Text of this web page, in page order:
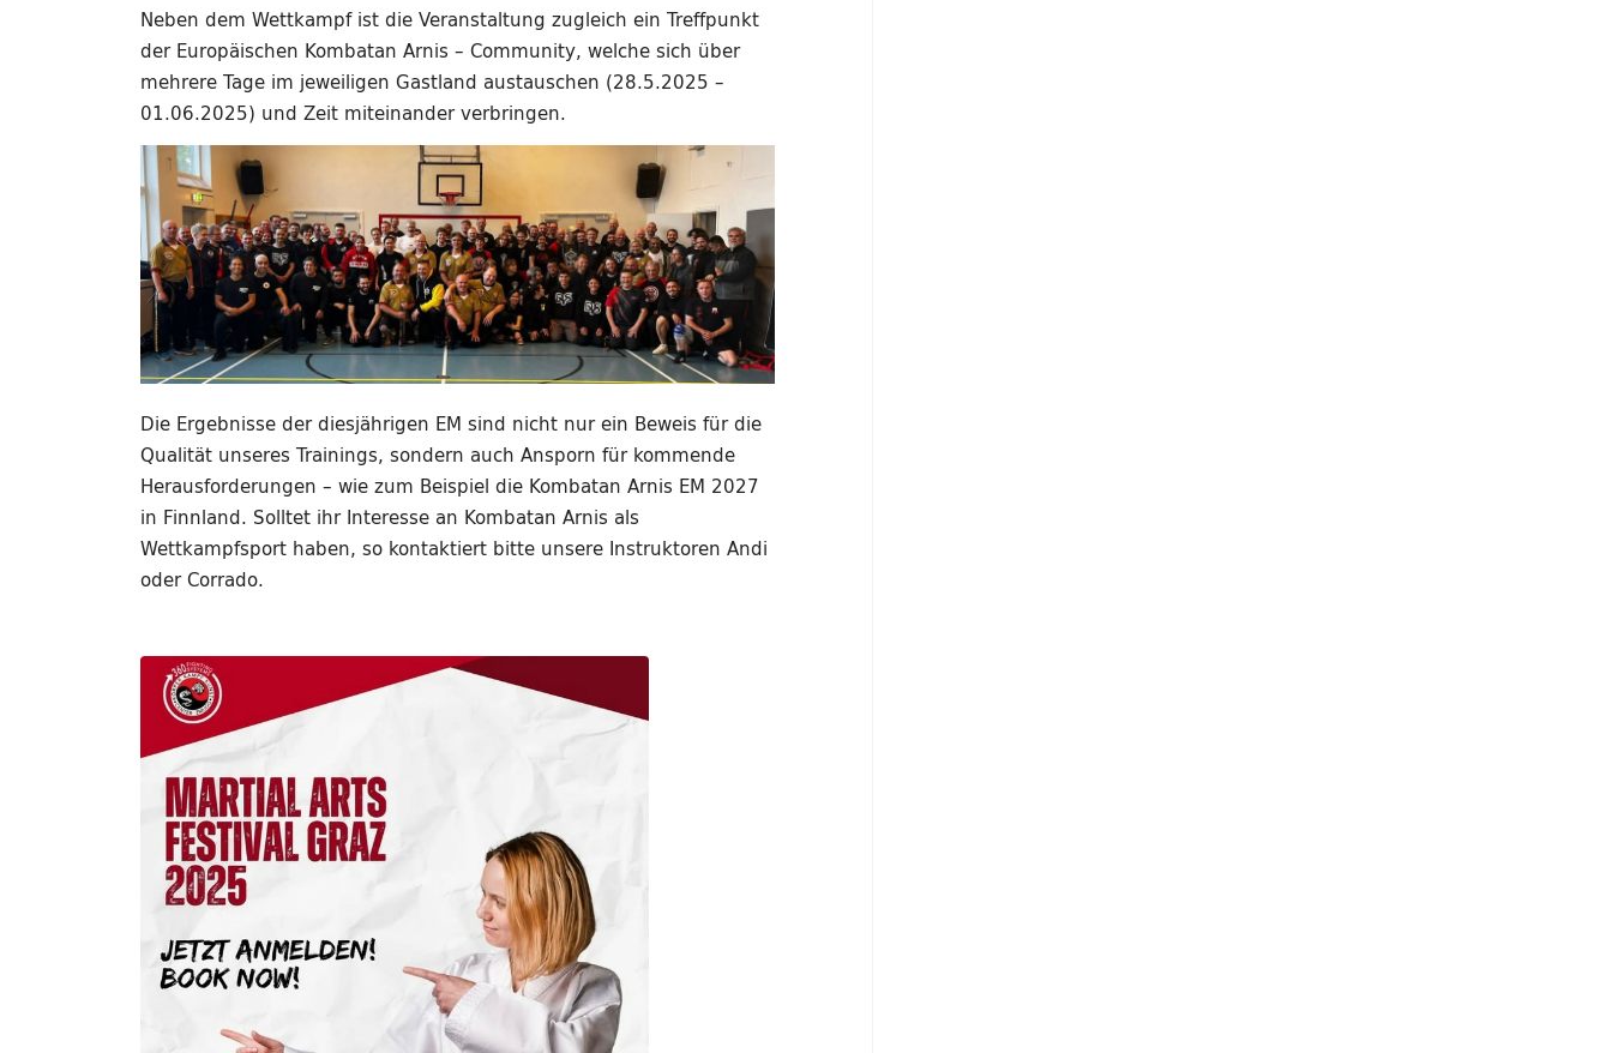
Neben dem Wettkampf ist die Veranstaltung zugleich ein Treffpunkt
der Europäischen Kombatan Arnis – Community, welche sich über
mehrere Tage im jeweiligen Gastland austauschen (28.5.2025 –
01.06.2025) und Zeit miteinander verbringen.
Die Ergebnisse der diesjährigen EM sind nicht nur ein Beweis für die
Qualität unseres Trainings, sondern auch Ansporn für kommende
Herausforderungen – wie zum Beispiel die Kombatan Arnis EM 2027
in Finnland. Solltet ihr Interesse an Kombatan Arnis als
Wettkampfsport haben, so kontaktiert bitte unsere Instruktoren Andi
oder Corrado.